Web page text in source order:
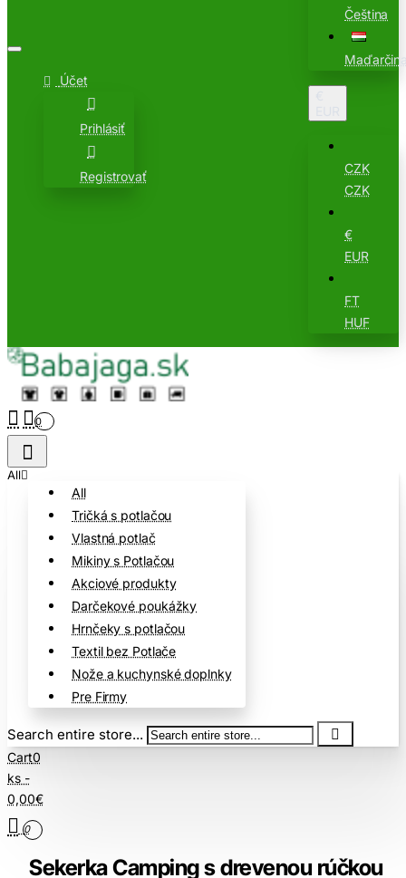
Účet
Prihlásiť
Registrovať
Čeština
CZK
CZK
€
EUR
FT
HUF
0
All
All
Tričká s potlačou
Vlastná potlač
Mikiny s Potlačou
Akciové produkty
Darčekové poukážky
Hrnčeky s potlačou
Textil bez Potlače
Nože a kuchynské doplnky
Pre Firmy
Search entire store...
Cart0
ks -
0,00€
0
Sekerka Camping s drevenou rúčkou